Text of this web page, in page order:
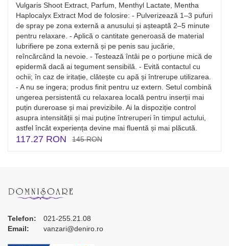
Vulgaris Shoot Extract, Parfum, Menthyl Lactate, Mentha
Haplocalyx Extract Mod de folosire: - Pulverizează 1–3 pufuri
de spray pe zona externă a anusului și așteaptă 2–5 minute
pentru relaxare. - Aplică o cantitate generoasă de material
lubrifiere pe zona externă și pe penis sau jucărie,
reîncărcând la nevoie. - Testează întâi pe o porțiune mică de
epidermă dacă ai tegument sensibilă. - Evită contactul cu
ochii; în caz de iritație, clătește cu apă și întrerupe utilizarea.
- A nu se ingera; produs finit pentru uz extern. Setul combină
ungerea persistentă cu relaxarea locală pentru inserții mai
puțin dureroase și mai previzibile. Ai la dispoziție control
asupra intensității și mai puține întreruperi în timpul actului,
astfel încât experiența devine mai fluentă și mai plăcută.
117.27 RON 145 RON
Telefon:
021-255.21.08
Email:
vanzari@deniro.ro